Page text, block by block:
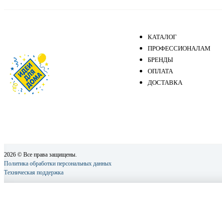
КАТАЛОГ
ПРОФЕССИОНАЛАМ
БРЕНДЫ
ОПЛАТА
ДОСТАВКА
2026 © Все права защищены.
Политика обработки персональных данных
Техническая поддержка